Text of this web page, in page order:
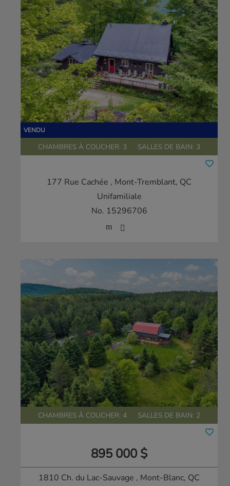
CHAMBRES À COUCHER: 3 SALLES DE BAIN: 3
177 Rue Cachée , Mont-Tremblant, QC
Unifamiliale
No. 15296706
CHAMBRES À COUCHER: 4 SALLES DE BAIN: 2
895 000 $
1810 Ch. du Lac-Sauvage , Mont-Blanc, QC